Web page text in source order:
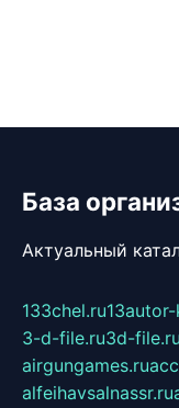
База
Актуальный
133chel.ru
3-d-file.ru3d-file.ru
airgungames.ru
alfeihavsalnassr.ru